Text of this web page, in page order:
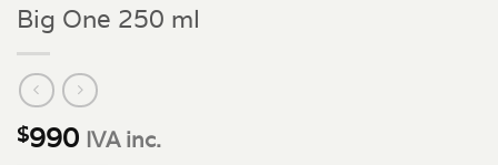
Big One 250 ml
$990 IVA inc.